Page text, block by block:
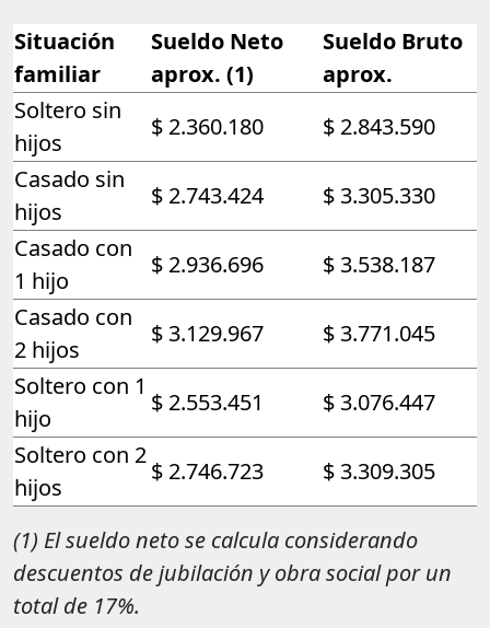
Situación
familiar
Sueldo Neto
aprox. (1)
Sueldo Bruto
aprox.
Soltero sin
hijos
$ 2.360.180
$ 2.843.590
Casado sin
hijos
$ 2.743.424
$ 3.305.330
Casado con
1 hijo
$ 2.936.696
$ 3.538.187
Casado con
2 hijos
$ 3.129.967
$ 3.771.045
Soltero con 1
hijo
$ 2.553.451
$ 3.076.447
Soltero con 2
hijos
$ 2.746.723 $ 3.309.305
(1) El sueldo neto se calcula considerando
descuentos de jubilación y obra social por un
total de 17%.